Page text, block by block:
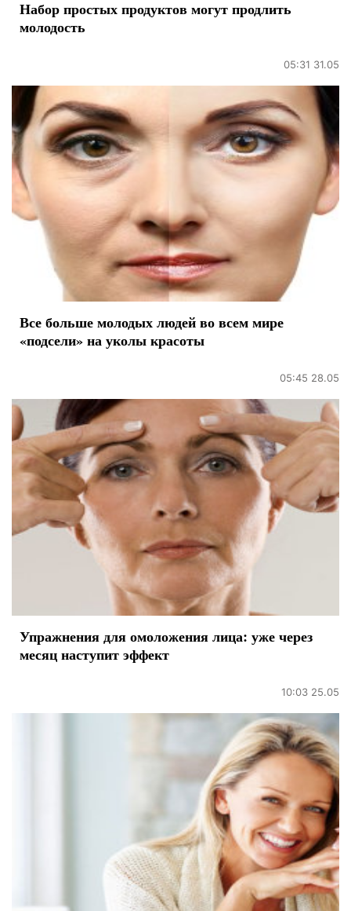
Набор простых продуктов могут продлить
молодость
05:31 31.05
Все больше молодых людей во всем мире
«подсели» на уколы красоты
05:45 28.05
Упражнения для омоложения лица: уже через
месяц наступит эффект
10:03 25.05